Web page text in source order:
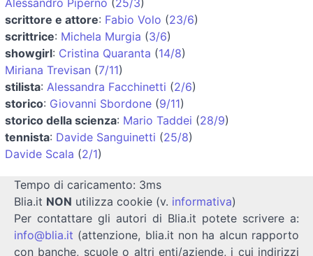
scrittore e attore: Fabio Volo (23/6)
scrittrice: Michela Murgia (3/6)
showgirl: Cristina Quaranta (14/8)
Miriana Trevisan (7/11)
stilista: Alessandra Facchinetti (2/6)
storico: Giovanni Sbordone (9/11)
storico della scienza: Mario Taddei (28/9)
tennista: Davide Sanguinetti (25/8)
Davide Scala (2/1)
Tempo di caricamento: 3ms
Blia.it NON utilizza cookie (v. informativa)
Per contattare gli autori di Blia.it potete scrivere a:
info@blia.it (attenzione, blia.it non ha alcun rapporto
con banche, scuole o altri enti/aziende, i cui indirizzi